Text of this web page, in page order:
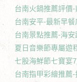
台南火鍋推薦評價
台南安平-最新早
台南景點推薦-海安
夏日音樂節專屬遊
七股海鮮節七寶宴
台南指甲彩繪推薦